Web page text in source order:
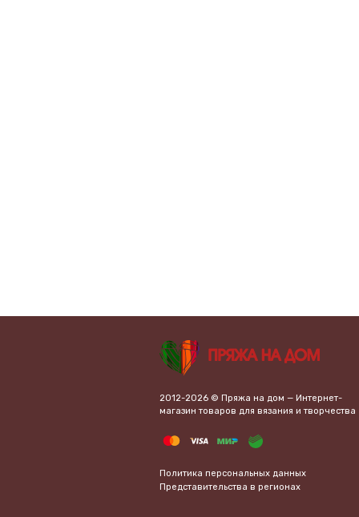
2012-2026 © Пряжа на дом — Интернет-
магазин товаров для вязания и творчества
Политика персональных данных
Представительства в регионах